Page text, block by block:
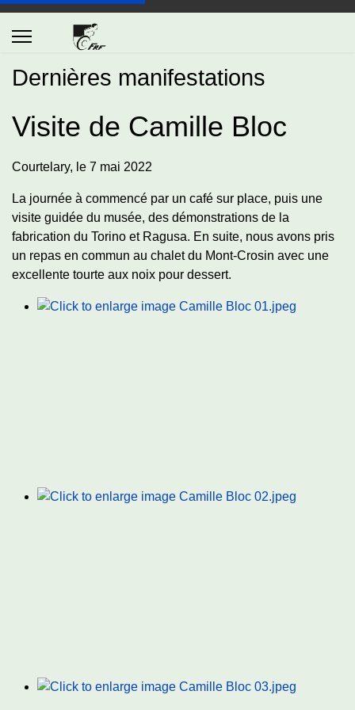
Dernières manifestations
Visite de Camille Bloc
Courtelary, le 7 mai 2022
La journée à commencé par un café sur place, puis une
visite guidée du musée, des démonstrations de la
fabrication du Torino et Ragusa. En suite, nous avons pris
un repas en commun au chalet du Mont-Crosin avec une
excellente tourte aux noix pour dessert.